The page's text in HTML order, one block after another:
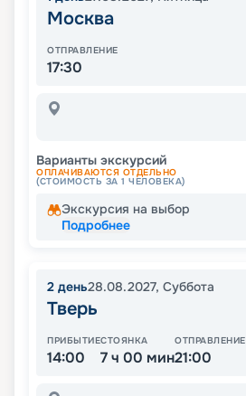
Москва
ОТПРАВЛЕНИЕ
17:30
Варианты экскурсий
ОПЛАЧИВАЮТСЯ ОТДЕЛЬНО
(СТОИМОСТЬ ЗА 1 ЧЕЛОВЕКА)
Экскурсия на выбор
Подробнее
2 день28.08.2027, Суббота
Тверь
ПРИБЫТИЕ
14:00
СТОЯНКА
7 ч 00 мин
ОТПРАВЛЕНИЕ
21:00